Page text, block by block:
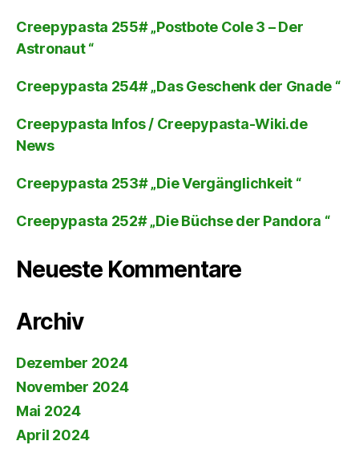
Creepypasta 255# „Postbote Cole 3 – Der
Astronaut “
Creepypasta 254# „Das Geschenk der Gnade “
Creepypasta Infos / Creepypasta-Wiki.de
News
Creepypasta 253# „Die Vergänglichkeit “
Creepypasta 252# „Die Büchse der Pandora “
Neueste Kommentare
Archiv
Dezember 2024
November 2024
Mai 2024
April 2024